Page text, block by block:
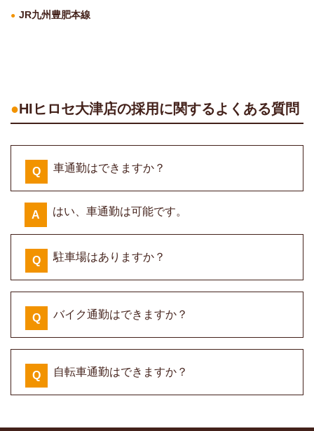
JR九州豊肥本線
HIヒロセ大津店の採用に関するよくある質問
Q 車通勤はできますか？
A はい、車通勤は可能です。
Q 駐車場はありますか？
Q バイク通勤はできますか？
Q 自転車通勤はできますか？